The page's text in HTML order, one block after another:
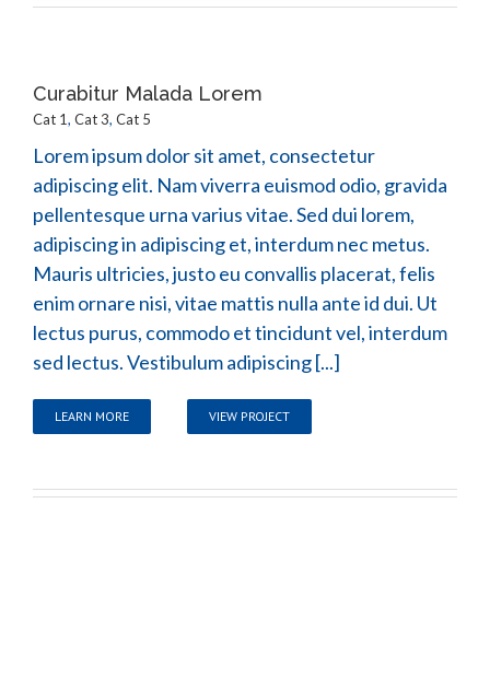
Curabitur Malada Lorem
Cat 1, Cat 3, Cat 5
Lorem ipsum dolor sit amet, consectetur
adipiscing elit. Nam viverra euismod odio, gravida
pellentesque urna varius vitae. Sed dui lorem,
adipiscing in adipiscing et, interdum nec metus.
Mauris ultricies, justo eu convallis placerat, felis
enim ornare nisi, vitae mattis nulla ante id dui. Ut
lectus purus, commodo et tincidunt vel, interdum
sed lectus. Vestibulum adipiscing [...]
LEARN MORE VIEW PROJECT